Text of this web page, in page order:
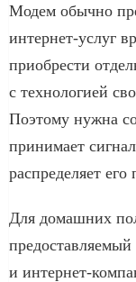
Модем обычно
интернет-услуг
приобрести
с технологией
Поэтому нужна
принимает
распределяет его
Для домашних
и интернет-